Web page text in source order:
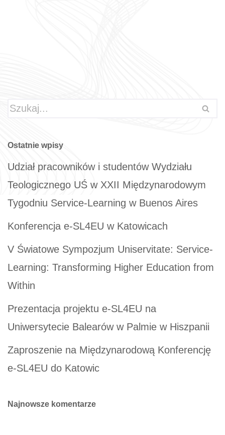
Ostatnie wpisy
Udział pracowników i studentów Wydziału
Teologicznego UŚ w XXII Międzynarodowym
Tygodniu Service-Learning w Buenos Aires
Konferencja e-SL4EU w Katowicach
V Światowe Sympozjum Uniservitate: Service-
Learning: Transforming Higher Education from
Within
Prezentacja projektu e-SL4EU na
Uniwersytecie Balearów w Palmie w Hiszpanii
Zaproszenie na Międzynarodową Konferencję
e-SL4EU do Katowic
Najnowsze komentarze